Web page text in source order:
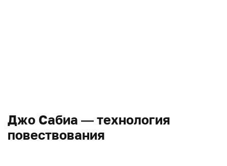
Джо Сабиа — технология
повествования